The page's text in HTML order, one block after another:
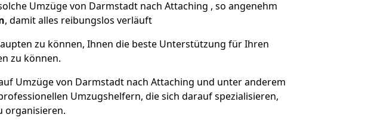
Umzüge von Darmstadt nach Attaching , so angenehm
, damit alles reibungslos verläuft
zu können, Ihnen die beste Unterstützung für Ihren
zu können.
Umzüge von Darmstadt nach Attaching und unter anderem
Umzugshelfern, die sich darauf spezialisieren,
organisieren.